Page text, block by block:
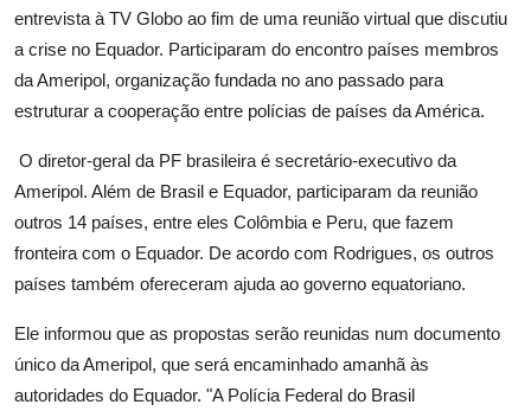
entrevista à TV Globo ao fim de uma reunião virtual que discutiu
a crise no Equador. Participaram do encontro países membros
da Ameripol, organização fundada no ano passado para
estruturar a cooperação entre polícias de países da América.
O diretor-geral da PF brasileira é secretário-executivo da
Ameripol. Além de Brasil e Equador, participaram da reunião
outros 14 países, entre eles Colômbia e Peru, que fazem
fronteira com o Equador. De acordo com Rodrigues, os outros
países também ofereceram ajuda ao governo equatoriano.
Ele informou que as propostas serão reunidas num documento
único da Ameripol, que será encaminhado amanhã às
autoridades do Equador. "A Polícia Federal do Brasil